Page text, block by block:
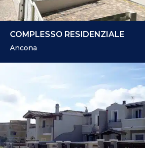
COMPLESSO RESIDENZIALE
Ancona